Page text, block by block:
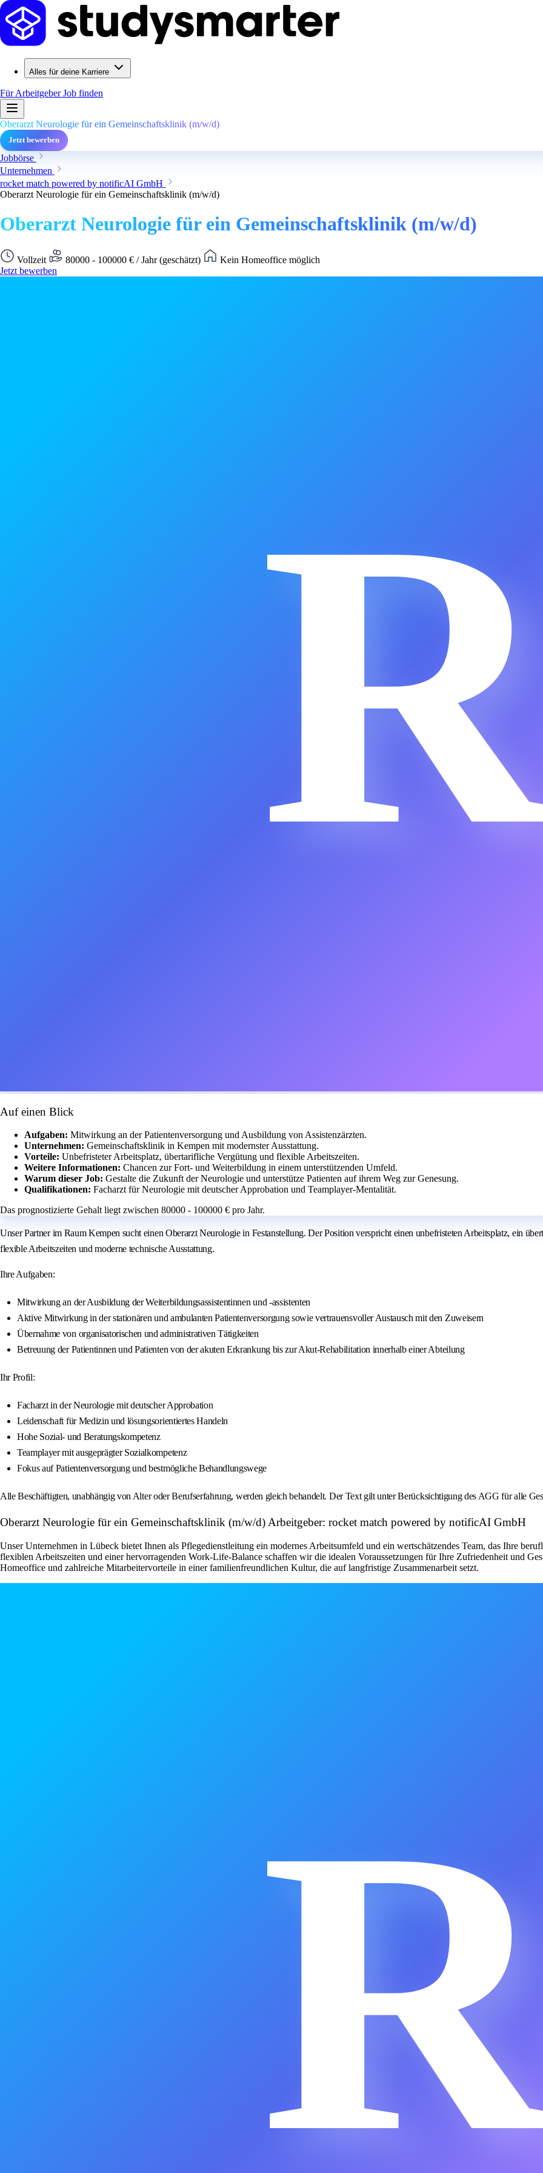
Alles für deine Karriere
Für ArbeitgeberJob finden
Oberarzt Neurologie für ein Gemeinschaftsklinik (m/w/d)
Jetzt bewerben
Jobbörse
Unternehmen
rocket match powered by notificAI GmbH
Oberarzt Neurologie für ein Gemeinschaftsklinik (m/w/d)
Oberarzt Neurologie für ein Gemeinschaftsklinik (m/w/d)
Vollzeit 80000 - 100000 € / Jahr (geschätzt)
Kein Homeoffice möglich
Jetzt bewerben
Auf einen Blick
Aufgaben: Mitwirkung an der Patientenversorgung und Ausbildung von Assistenzärzten.
Unternehmen: Gemeinschaftsklinik in Kempen mit modernster Ausstattung.
Vorteile: Unbefristeter Arbeitsplatz, übertarifliche Vergütung und flexible Arbeitszeiten.
Weitere Informationen: Chancen zur Fort- und Weiterbildung in einem unterstützenden Umfeld.
Warum dieser Job: Gestalte die Zukunft der Neurologie und unterstütze Patienten auf ihrem Weg zur Genesung.
Qualifikationen: Facharzt für Neurologie mit deutscher Approbation und Teamplayer-Mentalität.
Das prognostizierte Gehalt liegt zwischen 80000 - 100000 € pro Jahr.
Unser Partner im Raum Kempen sucht einen Oberarzt Neurologie in Festanstellung. Der Position verspricht einen unbefristeten Arbeitsplatz, ein
flexible Arbeitszeiten und moderne technische Ausstattung.
Ihre Aufgaben:
Mitwirkung an der Ausbildung der Weiterbildungsassistentinnen und -assistenten
Aktive Mitwirkung in der stationären und ambulanten Patientenversorgung sowie vertrauensvoller Austausch mit den Zuweisern
Übernahme von organisatorischen und administrativen Tätigkeiten
Betreuung der Patientinnen und Patienten von der akuten Erkrankung bis zur Akut-Rehabilitation innerhalb einer Abteilung
Ihr Profil:
Facharzt in der Neurologie mit deutscher Approbation
Leidenschaft für Medizin und lösungsorientiertes Handeln
Hohe Sozial- und Beratungskompetenz
Teamplayer mit ausgeprägter Sozialkompetenz
Fokus auf Patientenversorgung und bestmögliche Behandlungswege
Alle Beschäftigten, unabhängig von Alter oder Berufserfahrung, werden gleich behandelt. Der Text gilt unter Berücksichtigung des AGG für alle
Oberarzt Neurologie für ein Gemeinschaftsklinik (m/w/d) Arbeitgeber: rocket match powered by notificAI GmbH
Unser Unternehmen in Lübeck bietet Ihnen als Pflegedienstleitung ein modernes Arbeitsumfeld und ein wertschätzendes Team, das Ihre
flexiblen Arbeitszeiten und einer hervorragenden Work-Life-Balance schaffen wir die idealen Voraussetzungen für Ihre Zufriedenheit und
Homeoffice und zahlreiche Mitarbeitervorteile in einer familienfreundlichen Kultur, die auf langfristige Zusammenarbeit setzt.